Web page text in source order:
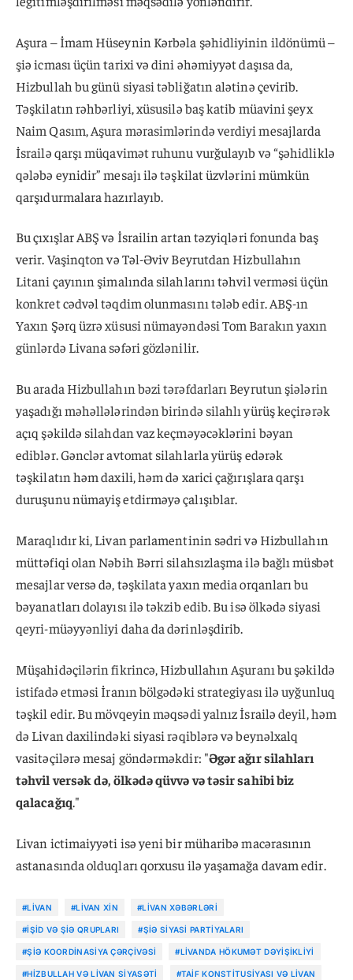
Aşura – İmam Hüseynin Kərbəla şəhidliyinin ildönümü –
şiə icması üçün tarixi və dini əhəmiyyət daşısa da,
Hizbullah bu günü siyasi təbliğatın alətinə çevirib.
Təşkilatın rəhbərliyi, xüsusilə baş katib müavini şeyx
Naim Qasım, Aşura mərasimlərində verdiyi mesajlarda
İsrailə qarşı müqavimət ruhunu vurğulayıb və “şəhidliklə
qələbə eynidir” mesajı ilə təşkilat üzvlərini mümkün
qarşıdurmalara hazırlayıb.
Bu çıxışlar ABŞ və İsrailin artan təzyiqləri fonunda baş
verir. Vaşinqton və Təl-Əviv Beyrutdan Hizbullahın
Litani çayının şimalında silahlarını təhvil verməsi üçün
konkret cədvəl təqdim olunmasını tələb edir. ABŞ-ın
Yaxın Şərq üzrə xüsusi nümayəndəsi Tom Barakın yaxın
günlərdə Livana səfəri gözlənilir.
Bu arada Hizbullahın bəzi tərəfdarları Beyrutun şiələrin
yaşadığı məhəllələrindən birində silahlı yürüş keçirərək
açıq şəkildə silahdan vaz keçməyəcəklərini bəyan
ediblər. Gənclər avtomat silahlarla yürüş edərək
təşkilatın həm daxili, həm də xarici çağırışlara qarşı
duruşunu nümayiş etdirməyə çalışıblar.
Maraqlıdır ki, Livan parlamentinin sədri və Hizbullahın
müttəfiqi olan Nəbih Bərri silahsızlaşma ilə bağlı müsbət
mesajlar versə də, təşkilata yaxın media orqanları bu
bəyanatları dolayısı ilə təkzib edib. Bu isə ölkədə siyasi
qeyri-müəyyənliyi daha da dərinləşdirib.
Müşahidəçilərin fikrincə, Hizbullahın Aşuranı bu şəkildə
istifadə etməsi İranın bölgədəki strategiyası ilə uyğunluq
təşkil edir. Bu mövqeyin məqsədi yalnız İsrailə deyil, həm
də Livan daxilindəki siyasi rəqiblərə və beynəlxalq
vasitəçilərə mesaj göndərməkdir: "Əgər ağır silahları
təhvil versək də, ölkədə qüvvə və təsir sahibi biz
qalacağıq."
Livan ictimaiyyəti isə yeni bir müharibə macərasının
astanasında olduqları qorxusu ilə yaşamağa davam edir.
#LIVAN #LIVAN XIN #LIVAN XƏBƏRLƏRI
#İŞİD VƏ ŞIƏ QRUPLARI #ŞIƏ SIYASI PARTIYALARI
#ŞIƏ KOORDINASIYA ÇƏRÇIVƏSI #LIVANDA HÖKUMƏT DƏYIŞIKLIYI
#HIZBULLAH VƏ LIVAN SIYASƏTI #TAIF KONSTITUSIYASI VƏ LIVAN